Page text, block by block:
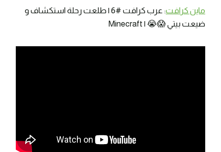
ماين كرافت
: عرب كرافت #6 | طلعت رحلة استكشاف و
ضيعت بيتي 😱😭 | Minecraft